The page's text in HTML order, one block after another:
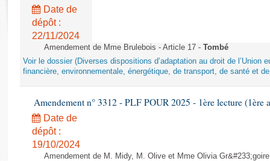
Rapports législatifs
Rapports sur l'application des lois
Baromètre de l’application des lois
Dossiers législatifs
Questions écrites et orales
Comptes rendus des débats
Date de
dépôt :
22/11/2024
Amendement de Mme Brulebois - Article 17 - Tombé
Voir le dossier (Diverses dispositions d’adaptation au droit de l’Union
financière, environnementale, énergétique, de transport, de santé et
Amendement n° 3312 - PLF POUR 2025 - 1ère lecture (1ère
Date de
dépôt :
19/10/2024
Amendement de M. Midy, M. Olive et Mme Olivia